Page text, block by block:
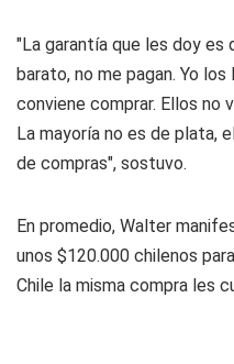
"La garantía que les doy es
barato, no me pagan. Yo
conviene comprar. Ellos no
La mayoría no es de plata,
de compras", sostuvo.
En promedio, Walter
unos $120.000 chilenos
Chile la misma compra les